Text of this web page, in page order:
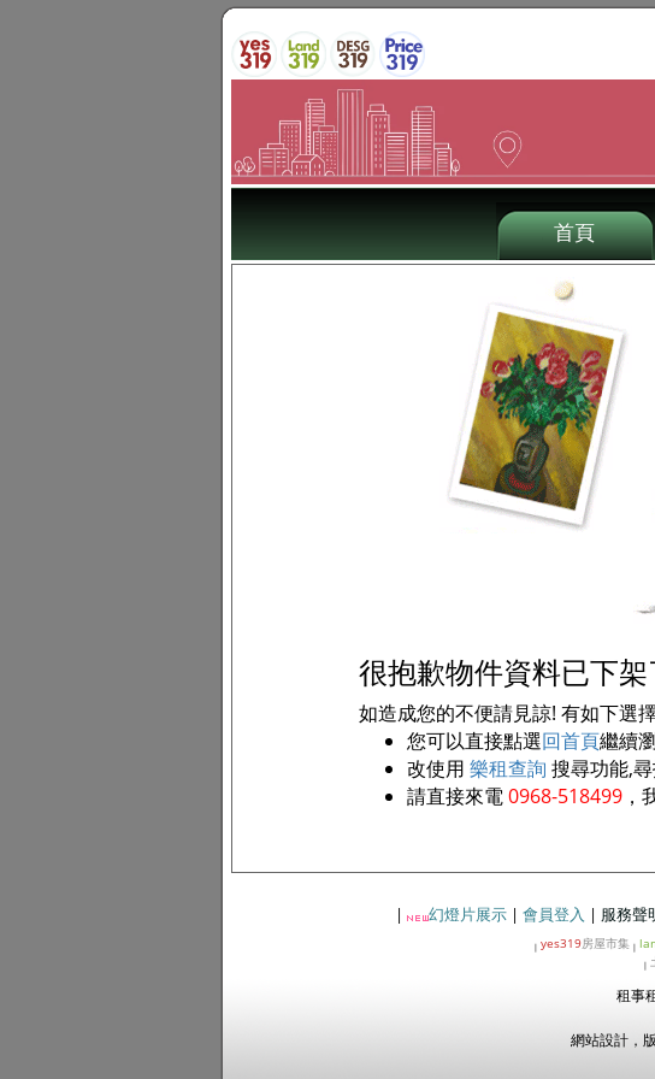
首頁
很抱歉物件資料已下架
如造成您的不便請見諒! 有如下選
您可以直接點選回首頁繼續
改使用 樂租查詢 搜尋功能,
請直接來電0968-518499 ，
| 幻燈片展示 | 會員登入 | 服務聲
| yes319房屋市集 |
|
租事
網站設計，